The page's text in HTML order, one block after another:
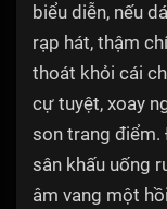
biểu diễn, nếu
rạp hát, thậm
thoát khỏi cái
cự tuyệt, xoay
son trang điểm.
sân khấu uống
âm vang một